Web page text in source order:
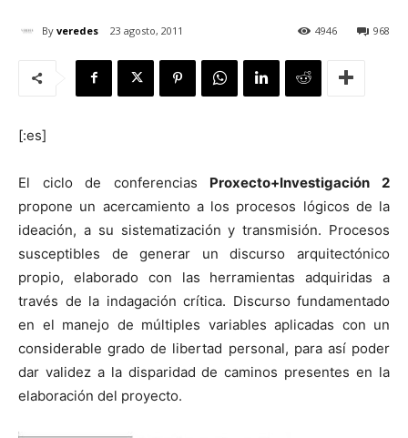
By veredes 23 agosto, 2011 968
4946
[:es]
El ciclo de conferencias Proxecto+Investigación 2
propone un acercamiento a los procesos lógicos de la
ideación, a su sistematización y transmisión. Procesos
susceptibles de generar un discurso arquitectónico
propio, elaborado con las herramientas adquiridas a
través de la indagación crítica. Discurso fundamentado
en el manejo de múltiples variables aplicadas con un
considerable grado de libertad personal, para así poder
dar validez a la disparidad de caminos presentes en la
elaboración del proyecto.